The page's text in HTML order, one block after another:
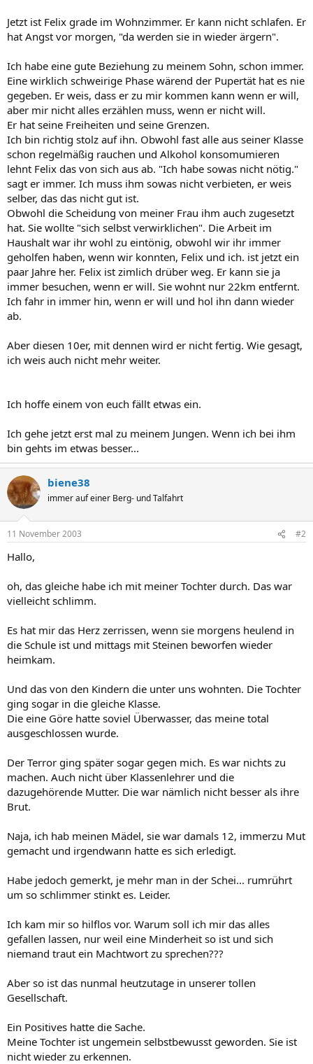
Jetzt ist Felix grade im Wohnzimmer. Er kann nicht schlafen. Er
hat Angst vor morgen, "da werden sie in wieder ärgern".
Ich habe eine gute Beziehung zu meinem Sohn, schon immer.
Eine wirklich schweirige Phase wärend der Pupertät hat es nie
gegeben. Er weis, dass er zu mir kommen kann wenn er will,
aber mir nicht alles erzählen muss, wenn er nicht will.
Er hat seine Freiheiten und seine Grenzen.
Ich bin richtig stolz auf ihn. Obwohl fast alle aus seiner Klasse
schon regelmäßig rauchen und Alkohol konsomumieren
lehnt Felix das von sich aus ab. "Ich habe sowas nicht nötig."
sagt er immer. Ich muss ihm sowas nicht verbieten, er weis
selber, das das nicht gut ist.
Obwohl die Scheidung von meiner Frau ihm auch zugesetzt
hat. Sie wollte "sich selbst verwirklichen". Die Arbeit im
Haushalt war ihr wohl zu eintönig, obwohl wir ihr immer
geholfen haben, wenn wir konnten, Felix und ich. ist jetzt ein
paar Jahre her. Felix ist zimlich drüber weg. Er kann sie ja
immer besuchen, wenn er will. Sie wohnt nur 22km entfernt.
Ich fahr in immer hin, wenn er will und hol ihn dann wieder
ab.
Aber diesen 10er, mit dennen wird er nicht fertig. Wie gesagt,
ich weis auch nicht mehr weiter.
Ich hoffe einem von euch fällt etwas ein.
Ich gehe jetzt erst mal zu meinem Jungen. Wenn ich bei ihm
bin gehts im etwas besser...
biene38
immer auf einer Berg- und Talfahrt
11 November 2003 #2
Hallo,
oh, das gleiche habe ich mit meiner Tochter durch. Das war
vielleicht schlimm.
Es hat mir das Herz zerrissen, wenn sie morgens heulend in
die Schule ist und mittags mit Steinen beworfen wieder
heimkam.
Und das von den Kindern die unter uns wohnten. Die Tochter
ging sogar in die gleiche Klasse.
Die eine Göre hatte soviel Überwasser, das meine total
ausgeschlossen wurde.
Der Terror ging später sogar gegen mich. Es war nichts zu
machen. Auch nicht über Klassenlehrer und die
dazugehörende Mutter. Die war nämlich nicht besser als ihre
Brut.
Naja, ich hab meinen Mädel, sie war damals 12, immerzu Mut
gemacht und irgendwann hatte es sich erledigt.
Habe jedoch gemerkt, je mehr man in der Schei... rumrührt
um so schlimmer stinkt es. Leider.
Ich kam mir so hilflos vor. Warum soll ich mir das alles
gefallen lassen, nur weil eine Minderheit so ist und sich
niemand traut ein Machtwort zu sprechen???
Aber so ist das nunmal heutzutage in unserer tollen
Gesellschaft.
Ein Positives hatte die Sache.
Meine Tochter ist ungemein selbstbewusst geworden. Sie ist
nicht wieder zu erkennen.